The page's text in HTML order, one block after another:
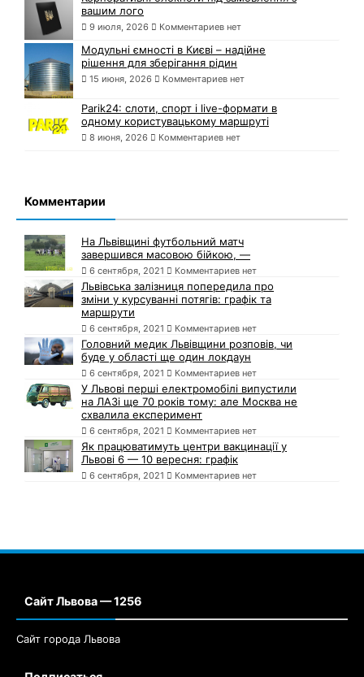
вашим лого
9 июля, 2026 Комментариев нет
Модульні ємності в Києві – надійне
рішення для зберігання рідин
15 июня, 2026 Комментариев нет
Parik24: слоти, спорт і live-формати в
одному користувацькому маршруті
8 июня, 2026 Комментариев нет
Комментарии
На Львівщині футбольний матч
завершився масовою бійкою, —
6 сентября, 2021 Комментариев нет
Львівська залізниця попередила про
зміни у курсуванні потягів: графік та
маршрути
6 сентября, 2021 Комментариев нет
Головний медик Львівщини розповів, чи
буде у області ще один локдаун
6 сентября, 2021 Комментариев нет
У Львові перші електромобілі випустили
на ЛАЗі ще 70 років тому: але Москва не
схвалила експеримент
6 сентября, 2021 Комментариев нет
Як працюватимуть центри вакцинації у
Львові 6 — 10 вересня: графік
6 сентября, 2021 Комментариев нет
Сайт Львова — 1256
Сайт города Львова